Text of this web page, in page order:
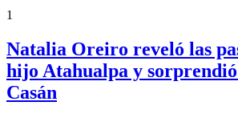
1
Natalia Oreiro reveló las
hijo Atahualpa y
Casán